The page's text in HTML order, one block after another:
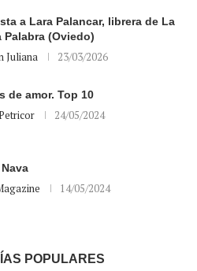
a Lara Palancar, librera de La
Palabra (Oviedo)
Juliana 23/03/2026
de amor. Top 10
24/05/2024
14/05/2024
POPULARES